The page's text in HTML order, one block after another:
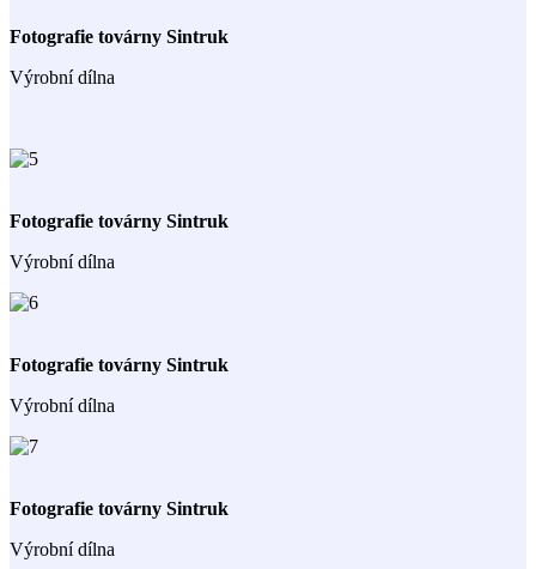
Fotografie továrny Sintruk
Výrobní dílna
Fotografie továrny Sintruk
Výrobní dílna
Fotografie továrny Sintruk
Výrobní dílna
Fotografie továrny Sintruk
Výrobní dílna